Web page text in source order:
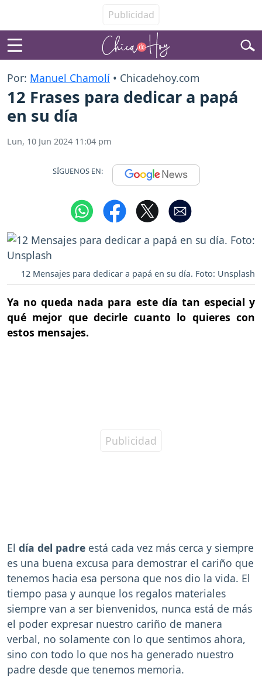
Por: Manuel Chamolí • Chicadehoy.com
12 Frases para dedicar a papá
en su día
Lun, 10 Jun 2024 11:04 pm
SÍGUENOS EN:
12 Mensajes para dedicar a papá en su día. Foto: Unsplash
Ya no queda nada para este día tan especial y
qué mejor que decirle cuanto lo quieres con
estos mensajes.
El día del padre está cada vez más cerca y siempre
es una buena excusa para demostrar el cariño que
tenemos hacia esa persona que nos dio la vida. El
tiempo pasa y aunque los regalos materiales
siempre van a ser bienvenidos, nunca está de más
el poder expresar nuestro cariño de manera
verbal, no solamente con lo que sentimos ahora,
sino con todo lo que nos ha generado nuestro
padre desde que tenemos memoria.